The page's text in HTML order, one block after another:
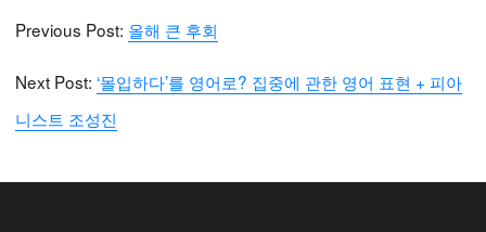
Previous Post: 올해 큰 후회
Next Post: ‘몰입하다’를 영어로? 집중에 관한 영어 표현 + 피아
니스트 조성진